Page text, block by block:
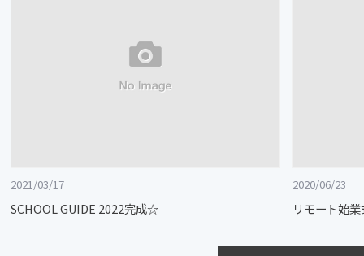
2021/03/17
SCHOOL GUIDE 2022完成☆
2020/06/23
リモート始